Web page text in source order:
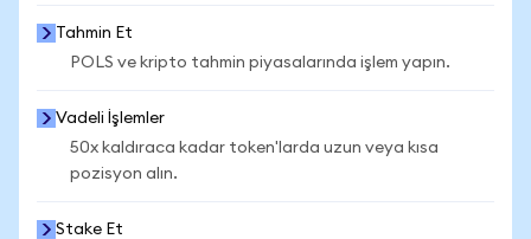
Tahmin Et
POLS ve kripto tahmin piyasalarında işlem yapın.
Vadeli İşlemler
50x kaldıraca kadar token'larda uzun veya kısa
pozisyon alın.
Stake Et